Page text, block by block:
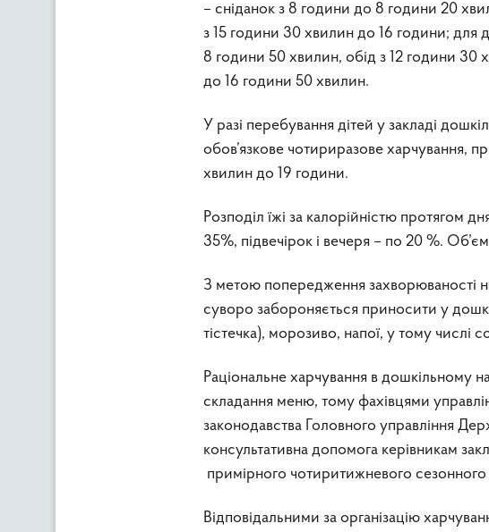
– сніданок з 8 години до 8 години 20
з 15 години 30 хвилин до 16 години; для
8 години 50 хвилин, обід з 12 години 30
до 16 години 50 хвилин.
У разі перебування дітей у закладі
обов’язкове чотириразове харчування,
хвилин до 19 години.
Розподіл їжі за калорійністю протягом
35%, підвечірок і вечеря – по 20 %.
З метою попередження захворюваності
суворо забороняється приносити у
тістечка), морозиво, напої, у тому числі
Раціональне харчування в дошкільному
складання меню, тому фахівцями
законодавства Головного управління
консультативна допомога керівникам
примірного чотиритижневого
Відповідальними за організацію